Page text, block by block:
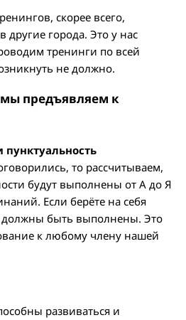
скорее всего,
другие города. Это у нас
тренинги по всей
не должно.
предъявляем к
пунктуальность
то рассчитываем,
будут выполнены от А до Я
Если берёте на себя
должны быть выполнены. Это
к любому члену нашей
развиваться и